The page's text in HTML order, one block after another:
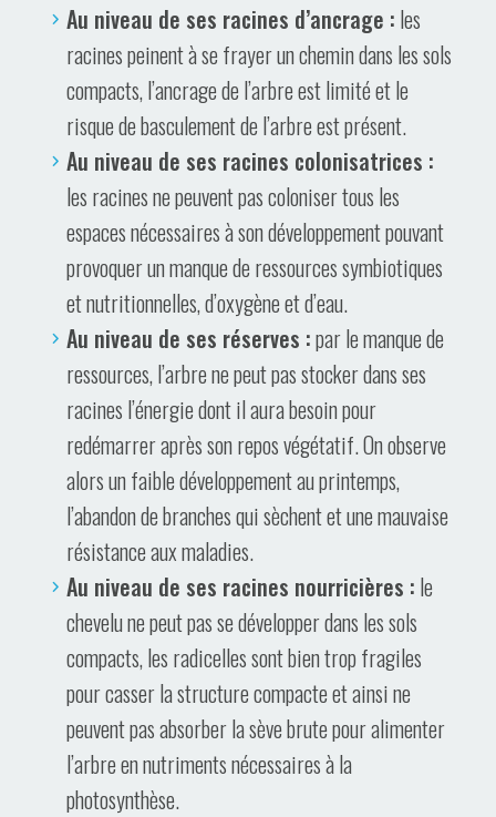
Au niveau de ses racines d’ancrage : les
racines peinent à se frayer un chemin dans les sols
compacts, l’ancrage de l’arbre est limité et le
risque de basculement de l’arbre est présent.
Au niveau de ses racines colonisatrices :
les racines ne peuvent pas coloniser tous les
espaces nécessaires à son développement pouvant
provoquer un manque de ressources symbiotiques
et nutritionnelles, d’oxygène et d’eau.
Au niveau de ses réserves :par le manque de
ressources, l’arbre ne peut pas stocker dans ses
racines l’énergie dont il aura besoin pour
redémarrer après son repos végétatif. On observe
alors un faible développement au printemps,
l’abandon de branches qui sèchent et une mauvaise
résistance aux maladies.
Au niveau de ses racines nourricières : le
chevelu ne peut pas se développer dans les sols
compacts, les radicelles sont bien trop fragiles
pour casser la structure compacte et ainsi ne
peuvent pas absorber la sève brute pour alimenter
l’arbre en nutriments nécessaires à la
photosynthèse.